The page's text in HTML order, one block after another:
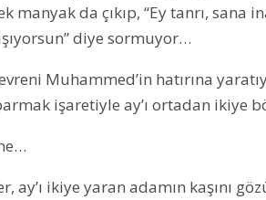
manyak da çıkıp, “Ey tanrı,
diye sormuyor…
Muhammed’in hatırına
işaretiyle ay’ı ortadan ikiye
ay’ı ikiye yaran adamın kaşını